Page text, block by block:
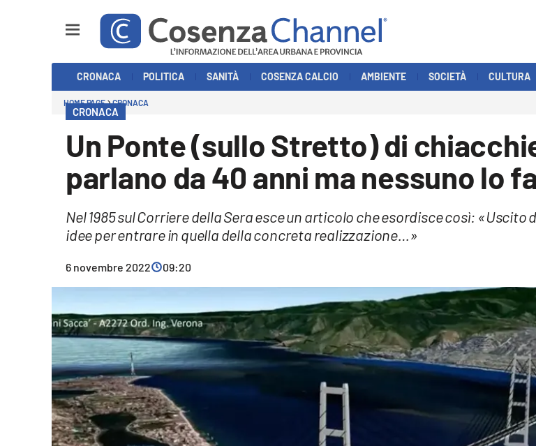
Economia e Lavoro
Streaming
CRONACA POLITICA SANITÀ COSENZA CALCIO AMBIENTE SOCIETÀ CULTURA
HOME PAGE CRONACA
CRONACA
Un Ponte (sullo Stretto) di
parlano da 40 anni ma nessuno lo
Nel 1985 sul Corriere della Sera esce un articolo che esordisce così: «Uscito
idee per entrare in quella della concreta realizzazione…»
6 novembre 2022 09:20